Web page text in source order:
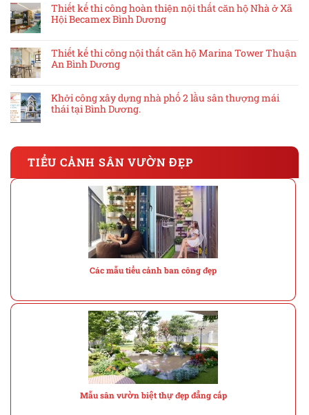
Thiết kế thi công hoàn thiện nội thất căn hộ Nhà ở Xã
Hội Becamex Bình Dương
Thiết kế thi công nội thất căn hộ Marina Tower Thuận
An Bình Dương
Khởi công xây dựng nhà phố 2 lầu sân thượng mái
thái tại Bình Dương.
TIỂU CẢNH SÂN VƯỜN ĐẸP
Các mẫu tiểu cảnh ban công đẹp
Mẫu sân vườn biệt thự đẹp đẳng cấp